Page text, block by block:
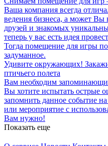
Ваша компания всегда
ведения бизнеса, а может Вы
друзей и знакомых
теперь у вас есть идея
Тогда помещение для игры
задуманное.
Удивите окружающих!
птичьего полета
Вам необходим
Вы хотите испытать острые
запомнить данное событие
или мероприятие с
Вам нужно!
Показать еще